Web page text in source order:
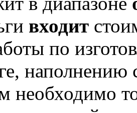
входит
по
наполнению
необходимо